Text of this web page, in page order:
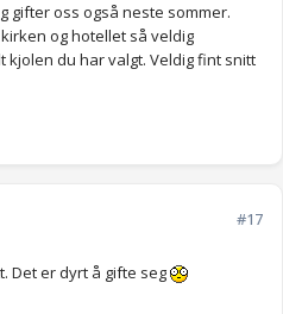
gifter oss også neste sommer.
og hotellet så veldig
kjolen du har valgt. Veldig fint snitt
#17
Det er dyrt å gifte seg